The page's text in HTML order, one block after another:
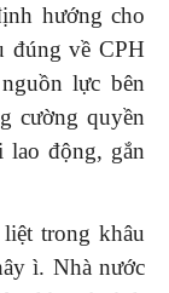
hướng cho
đúng về CPH
lực bên
cường quyền
lao động, gắn
trong khâu
ì. Nhà nước